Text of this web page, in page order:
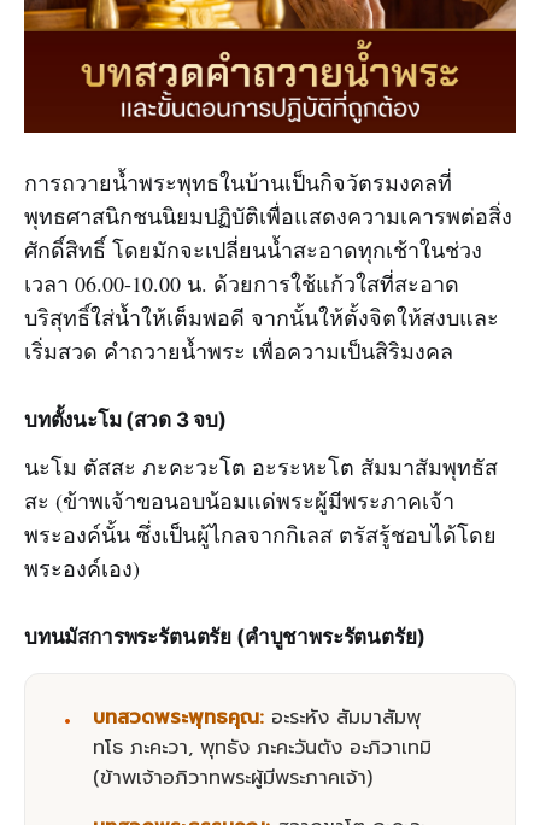
การถวายน้ำพระพุทธในบ้านเป็นกิจวัตรมงคลที่
พุทธศาสนิกชนนิยมปฏิบัติเพื่อแสดงความเคารพต่อสิ่ง
ศักดิ์สิทธิ์ โดยมักจะเปลี่ยนน้ำสะอาดทุกเช้าในช่วง
เวลา 06.00-10.00 น. ด้วยการใช้แก้วใสที่สะอาด
บริสุทธิ์ใส่น้ำให้เต็มพอดี จากนั้นให้ตั้งจิตให้สงบและ
เริ่มสวด คำถวายน้ำพระ เพื่อความเป็นสิริมงคล
บทตั้งนะโม (สวด 3 จบ)
นะโม ตัสสะ ภะคะวะโต อะระหะโต สัมมาสัมพุทธัส
สะ (ข้าพเจ้าขอนอบน้อมแด่พระผู้มีพระภาคเจ้า
พระองค์นั้น ซึ่งเป็นผู้ไกลจากกิเลส ตรัสรู้ชอบได้โดย
พระองค์เอง)
บทนมัสการพระรัตนตรัย (คำบูชาพระรัตนตรัย)
บทสวดพระพุทธคุณ: อะระหัง สัมมาสัมพุ
ทโธ ภะคะวา, พุทธัง ภะคะวันตัง อะภิวาเทมิ
(ข้าพเจ้าอภิวาทพระผู้มีพระภาคเจ้า)